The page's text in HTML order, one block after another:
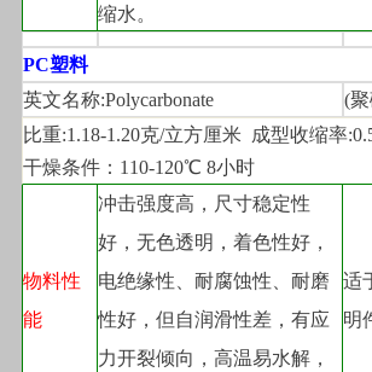
缩水。
PC塑料
英文名称:Polycarbonate
(
比重:1.18-1.20克/立方厘米  成型收缩率
干燥条件：110-120℃ 8小时
物料性
能
冲击强度高，尺寸稳定性
好，无色透明，着色性好，
电绝缘性、耐腐蚀性、耐磨
性好，但自润滑性差，有应
力开裂倾向，高温易水解，
适
明